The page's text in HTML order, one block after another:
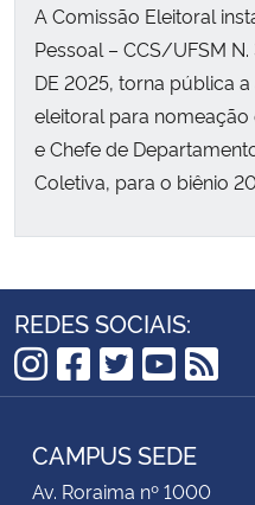
Advocacia-Geral da União
Banco Central do Brasil
Planalto
A Comissão Eleitoral
Pessoal – CCS/UFSM N.
DE 2025, torna pública
eleitoral para
e Chefe de
Coletiva, para o biênio
REDES SOCIAIS:
Instagram
Facebook
TwitterRSS
CAMPUS SEDE
Av. Roraima nº 1000